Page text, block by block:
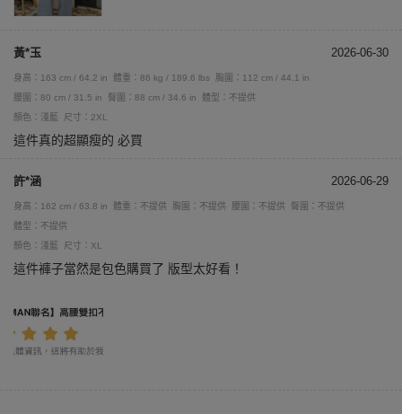
黃*玉 2026-06-30
身高：163 cm / 64.2 in 體重：86 kg / 189.6 lbs
胸圍：112 cm / 44.1 in
腰圍：80 cm / 31.5 in
臀圍：88 cm / 34.6 in
體型：不提供
顏色：淺藍
尺寸：2XL
這件真的超顯瘦的 必買
許*涵 2026-06-29
身高：162 cm / 63.8 in 體重：不提供 胸圍：不提供 腰圍：不提供
臀圍：不提供
體型：不提供
顏色：淺藍
尺寸：XL
這件褲子當然是包色購買了 版型太好看！